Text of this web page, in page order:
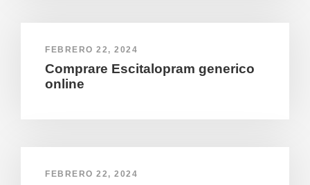
FEBRERO 22, 2024
Comprare Escitalopram generico
online
FEBRERO 22, 2024